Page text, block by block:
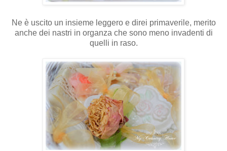
Ne è uscito un insieme leggero e direi primaverile, merito
anche dei nastri in organza che sono meno invadenti di
quelli in raso.